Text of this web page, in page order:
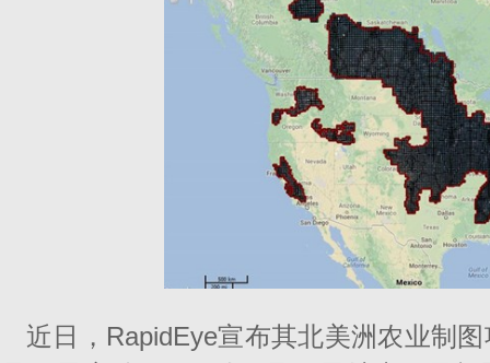
近日，RapidEye宣布其北美洲农业制